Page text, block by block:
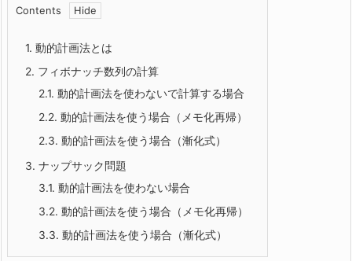
Contents
1. 動的計画法とは
2. フィボナッチ数列の計算
2.1. 動的計画法を使わないで計算する場合
2.2. 動的計画法を使う場合（メモ化再帰）
2.3. 動的計画法を使う場合（漸化式）
3. ナップサック問題
3.1. 動的計画法を使わない場合
3.2. 動的計画法を使う場合（メモ化再帰）
3.3. 動的計画法を使う場合（漸化式）